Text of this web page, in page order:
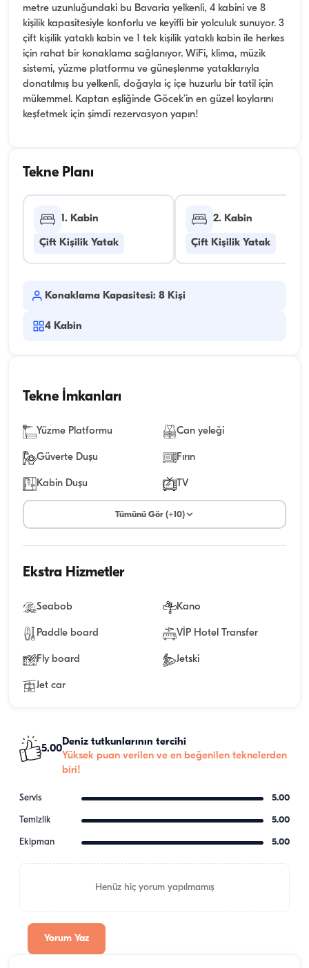
metre uzunluğundaki bu Bavaria yelkenli, 4 kabini ve 8
kişilik kapasitesiyle konforlu ve keyifli bir yolculuk sunuyor. 3
çift kişilik yataklı kabin ve 1 tek kişilik yataklı kabin ile herkes
için rahat bir konaklama sağlanıyor. WiFi, klima, müzik
sistemi, yüzme platformu ve güneşlenme yataklarıyla
donatılmış bu yelkenli, doğayla iç içe huzurlu bir tatil için
mükemmel. Kaptan eşliğinde Göcek’in en güzel koylarını
keşfetmek için şimdi rezervasyon yapın!
Tekne Planı
1. Kabin
Çift Kişilik Yatak
2. Kabin
Çift Kişilik Yatak
Konaklama Kapasitesi: 8 Kişi
4 Kabin
Tekne İmkanları
Yüzme Platformu Can yeleği
Güverte Duşu Fırın
Kabin Duşu TV
Tümünü Gör (+10)
Ekstra Hizmetler
Seabob Kano
Paddle board VİP Hotel Transfer
Fly board Jetski
Jet car
5.00
Deniz tutkunlarının tercihi
Yüksek puan verilen ve en beğenilen teknelerden
biri!
Servis 5.00
Temizlik 5.00
Ekipman 5.00
Henüz hiç yorum yapılmamış
Yorum Yaz